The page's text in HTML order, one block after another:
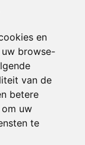
en
browse-
van de
betere
om uw
te